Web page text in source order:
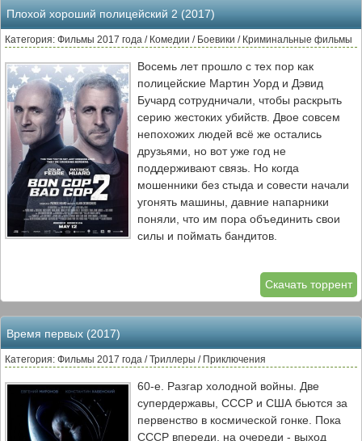
Плохой хороший полицейский 2 (2017)
Категория: Фильмы 2017 года / Комедии / Боевики / Криминальные фильмы
Восемь лет прошло с тех пор как
полицейские Мартин Уорд и Дэвид
Бучард сотрудничали, чтобы раскрыть
серию жестоких убийств. Двое совсем
непохожих людей всё же остались
друзьями, но вот уже год не
поддерживают связь. Но когда
мошенники без стыда и совести начали
угонять машины, давние напарники
поняли, что им пора объединить свои
силы и поймать бандитов.
Скачать торрент
Время первых (2017)
Категория: Фильмы 2017 года / Триллеры / Приключения
60-е. Разгар холодной войны. Две
супердержавы, СССР и США бьются за
первенство в космической гонке. Пока
СССР впереди, на очереди - выход